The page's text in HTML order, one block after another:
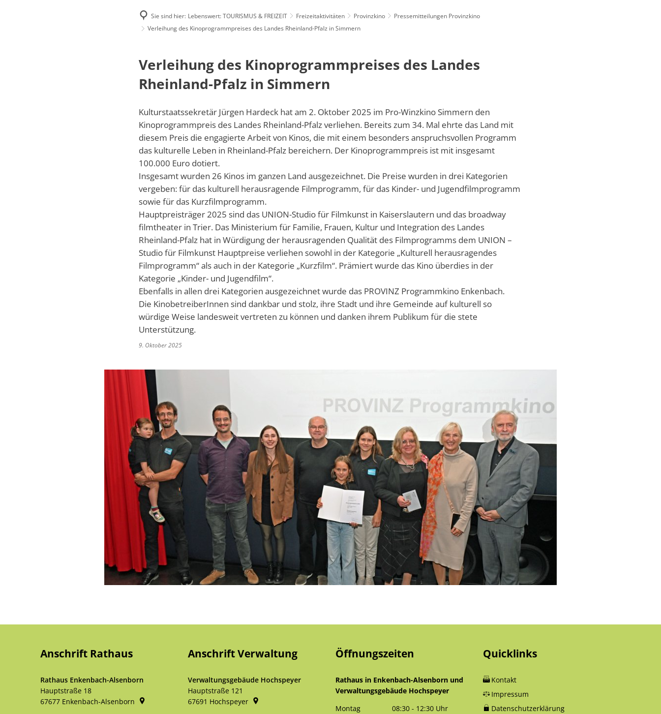
Familienfreundlich: SOZIALES & LOKALES Standortattraktiv
E-Rechnung
Sie sind hier: Lebenswert: TOURISMUS & FREIZEIT Freizeitaktivitäten Provinzkino
Pressemitteilungen Provinzkino
Verleihung des Kinoprogrammpreises des Landes Rheinland-Pfalz in Simmern
Verleihung des Kinoprogrammpreises des Landes
Rheinland-Pfalz in Simmern
Kulturstaatssekretär Jürgen Hardeck hat am 2. Oktober 2025 im Pro-Winzkino Simmern den
Kinoprogrammpreis des Landes Rheinland-Pfalz verliehen. Bereits zum 34. Mal ehrte das Land mit
diesem Preis die engagierte Arbeit von Kinos, die mit einem besonders anspruchsvollen Programm
das kulturelle Leben in Rheinland-Pfalz bereichern. Der Kinoprogrammpreis ist mit insgesamt
100.000 Euro dotiert.
Insgesamt wurden 26 Kinos im ganzen Land ausgezeichnet. Die Preise wurden in drei Kategorien
vergeben: für das kulturell herausragende Filmprogramm, für das Kinder- und Jugendfilmprogramm
sowie für das Kurzfilmprogramm.
Hauptpreisträger 2025 sind das UNION-Studio für Filmkunst in Kaiserslautern und das broadway
filmtheater in Trier. Das Ministerium für Familie, Frauen, Kultur und Integration des Landes
Rheinland-Pfalz hat in Würdigung der herausragenden Qualität des Filmprogramms dem UNION –
Studio für Filmkunst Hauptpreise verliehen sowohl in der Kategorie „Kulturell herausragendes
Filmprogramm“ als auch in der Kategorie „Kurzfilm“. Prämiert wurde das Kino überdies in der
Kategorie „Kinder- und Jugendfilm“.
Ebenfalls in allen drei Kategorien ausgezeichnet wurde das PROVINZ Programmkino Enkenbach.
Die KinobetreiberInnen sind dankbar und stolz, ihre Stadt und ihre Gemeinde auf kulturell so
würdige Weise landesweit vertreten zu können und danken ihrem Publikum für die stete
Unterstützung.
9. Oktober 2025
Anschrift Rathaus
Rathaus Enkenbach-Alsenborn
Hauptstraße 18
67677 Enkenbach-Alsenborn
Anschrift Verwaltung
Verwaltungsgebäude Hochspeyer
Hauptstraße 121
67691 Hochspeyer
Öffnungszeiten
Rathaus in Enkenbach-Alsenborn und
Verwaltungsgebäude Hochspeyer
Montag
08:30 - 12:30 Uhr
Quicklinks
Kontakt
Impressum
Datenschutzerklärung